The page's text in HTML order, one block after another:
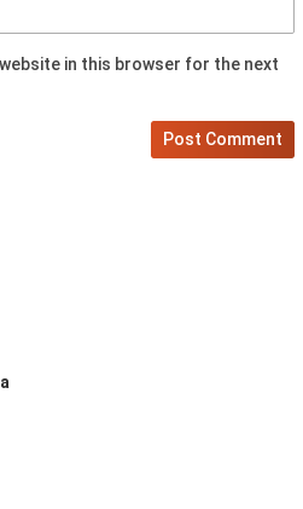
website in this browser for the next